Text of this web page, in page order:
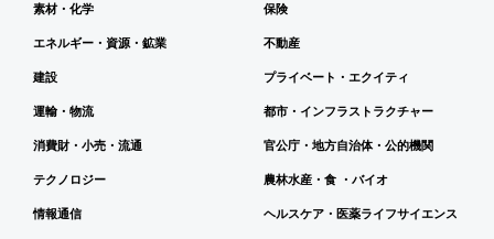
素材・化学
エネルギー・資源・鉱業
建設
運輸・物流
消費財・小売・流通
テクノロジー
情報通信
保険
不動産
プライベート・エクイティ
都市・インフラストラクチャー
官公庁・地方自治体・公的機関
農林水産・食 ・バイオ
ヘルスケア・医薬ライフサイエンス